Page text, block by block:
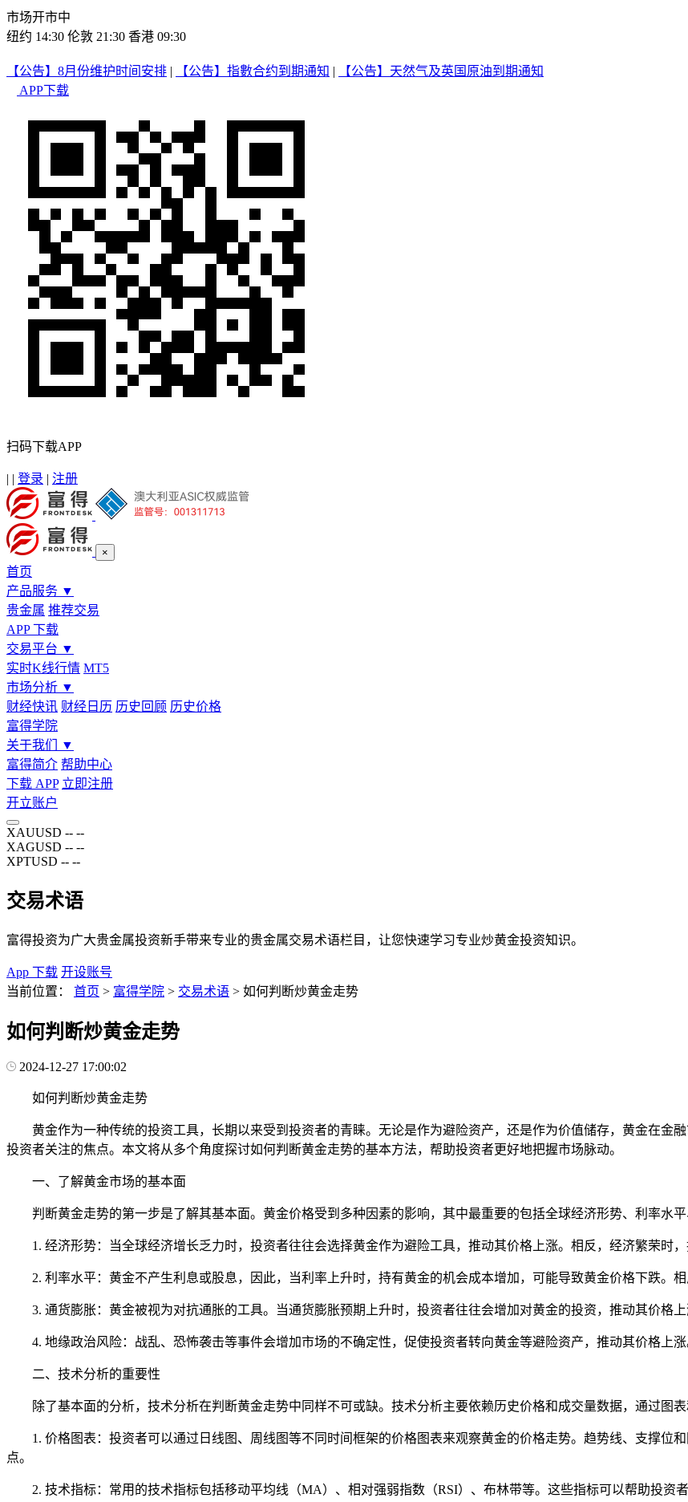
市场开市中
纽约 14:30 伦敦 21:30 香港 09:30
【公告】8月份维护时间安排 | 【公告】指數合约到期通知 |
【公告】天然气及英国原油到期通知
APP下载
扫码下载APP
| | 登录 | 注册
×
首页
产品服务 ▼
贵金属 推荐交易
APP 下载
交易平台 ▼
实时K线行情 MT5
市场分析 ▼
财经快讯 财经日历 历史回顾 历史价格
富得学院
关于我们
▼
富得简介 帮助中心
下载 APP 立即注册
开立账户
XAUUSD -- --
XAGUSD -- --
XPTUSD -- --
交易术语
富得投资为广大贵金属投资新手带来专业的贵金属交易术语栏目，让您快速学习专业炒黄金投资知识。
App 下载 开设账号
当前位置：
首页 > 富得学院 > 交易术语 > 如何判断炒黄金走势
如何判断炒黄金走势
2024-12-27 17:00:02
如何判断炒黄金走势
黄金作为一种传统的投资工具，长期以来受到投资者的青睐。无论是作为避险资产，还是作为价值储存，黄金在金
投资者关注的焦点。本文将从多个角度探讨如何判断黄金走势的基本方法，帮助投资者更好地把握市场脉动。
一、了解黄金市场的基本面
判断黄金走势的第一步是了解其基本面。黄金价格受到多种因素的影响，其中最重要的包括全球经济形势、利率水平
1. 经济形势：当全球经济增长乏力时，投资者往往会选择黄金作为避险工具，推动其价格上涨。相反，经济繁荣时
2. 利率水平：黄金不产生利息或股息，因此，当利率上升时，持有黄金的机会成本增加，可能导致黄金价格下跌。
3. 通货膨胀：黄金被视为对抗通胀的工具。当通货膨胀预期上升时，投资者往往会增加对黄金的投资，推动其价格上
4. 地缘政治风险：战乱、恐怖袭击等事件会增加市场的不确定性，促使投资者转向黄金等避险资产，推动其价格上涨
二、技术分析的重要性
除了基本面的分析，技术分析在判断黄金走势中同样不可或缺。技术分析主要依赖历史价格和成交量数据，通过图表
1. 价格图表：投资者可以通过日线图、周线图等不同时间框架的价格图表来观察黄金的价格走势。趋势线、支撑位
点。
2. 技术指标：常用的技术指标包括移动平均线（MA）、相对强弱指数（RSI）、布林带等。这些指标可以帮助投资